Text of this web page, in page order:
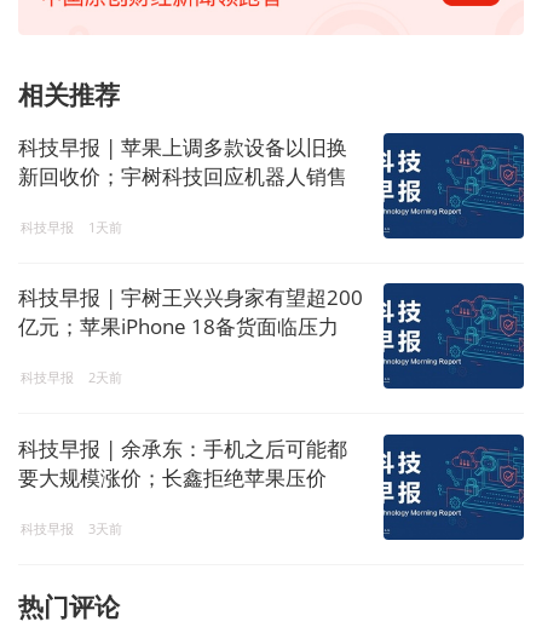
相关推荐
科技早报 | 苹果上调多款设备以旧换
新回收价；宇树科技回应机器人销售
科技早报 1天前
科技早报 | 宇树王兴兴身家有望超200
亿元；苹果iPhone 18备货面临压力
科技早报 2天前
科技早报 | 余承东：手机之后可能都
要大规模涨价；长鑫拒绝苹果压价
科技早报 3天前
热门评论